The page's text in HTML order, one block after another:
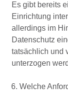
Es gibt bereits
Einrichtung
allerdings im
Datenschutz
tatsächlich und
unterzogen
Welche